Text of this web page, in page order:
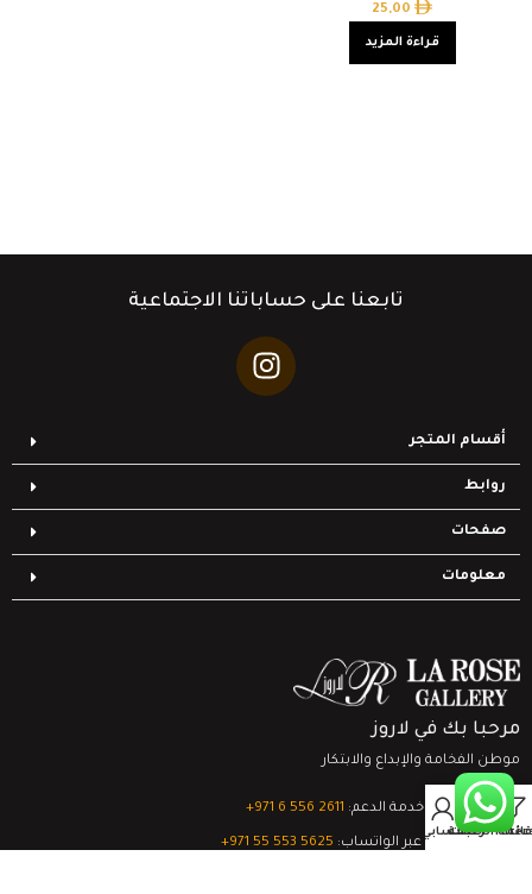
25,00
قراءة المزيد
تابعنا على حساباتنا الاجتماعية
أقسام المتجر
روابط
صفحات
معلومات
مرحبا بك في لاروز
موطن الفخامة والإبداع والابتكار
تواصل مع خدمة الدعم: ‎+971 6 556 2611
الدعم الفني عبر الواتساب: ‎+971 55 553 5625
قائمة الرغبات
0
السلةحسابي